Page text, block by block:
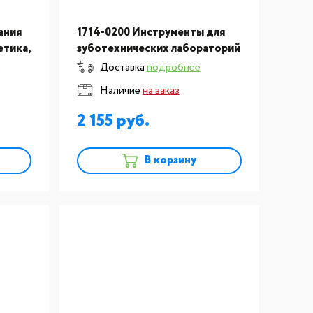
1714-0200 Инструменты для
зуботехнических лабораторий
:Кисточка для моделирования
керамики Takanishi- синтетика,
для опакеров, 2шт.
Доставкаподробнее
Наличиена заказ
2 155
В корзину